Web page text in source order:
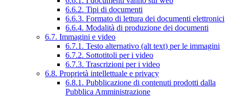
6.6.2. Tipi di documenti
6.6.3. Formato di lettura dei documenti elettronici
6.6.4. Modalità di produzione dei documenti
6.7. Immagini e video
6.7.1. Testo alternativo (alt text) per le immagini
6.7.2. Sottotitoli per i video
6.7.3. Trascrizioni per i video
6.8. Proprietà intellettuale e privacy
6.8.1. Pubblicazione di contenuti prodotti dalla
Pubblica Amministrazione